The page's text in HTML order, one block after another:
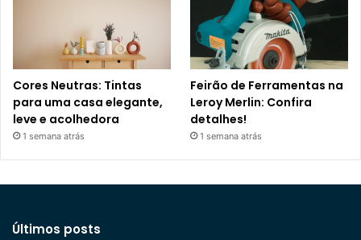
Cores Neutras: Tintas
para uma casa elegante,
leve e acolhedora
1 semana atrás
Feirão de Ferramentas na
Leroy Merlin: Confira
detalhes!
1 semana atrás
Últimos posts